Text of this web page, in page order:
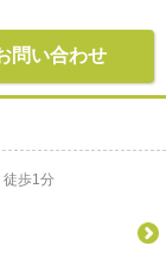
問い合わせ
徒歩1分